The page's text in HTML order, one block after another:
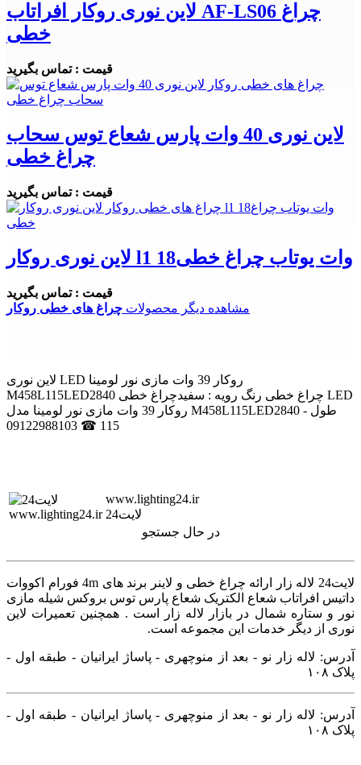
لاین نوری روکار افراتاب AF-LS06 چراغ
خطی
قیمت : تماس بگیرید
لاین نوری 40 وات پارس شعاع توس سحاب
چراغ خطی
قیمت : تماس بگیرید
لاین نوری روکار l1 18وات یوتاب چراغ خطی
قیمت : تماس بگیرید
مشاهده دیگر محصولات چراغ های خطی روکار
لاین نوری LED روکار 39 وات مازی نور لومینا
M458L115LED2840 چراغ خطی رنگ رویه : سفیدچراغ خطی LED
روکار 39 وات مازی نور لومینا مدل M458L115LED2840 - طول
115 ☎ 09122988103
www.lighting24.ir
لایت24
در حال جستجو
لایت24 لاله زار ارائه چراغ خطی و لاینر برند های 4m فورام اکووات
داتیس افراتاب شعاع الکتریک شعاع پارس توس بروکس شیله مازی
نور و ستاره شمال در بازار لاله زار است . همچنین تعمیرات لاین
نوری از دیگر خدمات این مجموعه است.
آدرس: لاله زار نو - بعد از منوچهری - پاساژ ایرانیان - طبقه اول -
پلاک ۱۰۸
آدرس: لاله زار نو - بعد از منوچهری - پاساژ ایرانیان - طبقه اول -
پلاک ۱۰۸